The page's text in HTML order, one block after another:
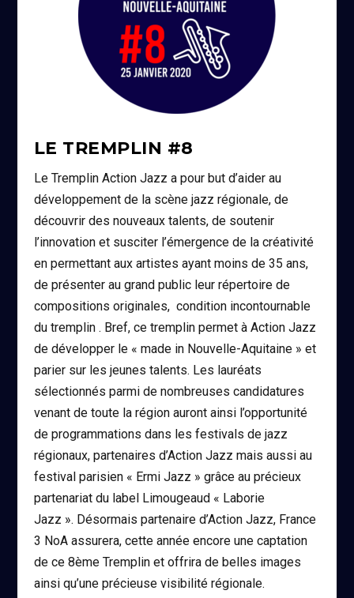
LE TREMPLIN #8
Le Tremplin Action Jazz a pour but d’aider au
développement de la scène jazz régionale, de
découvrir des nouveaux talents, de soutenir
l’innovation et susciter l’émergence de la créativité
en permettant aux artistes ayant moins de 35 ans,
de présenter au grand public leur répertoire de
compositions originales, condition incontournable
du tremplin . Bref, ce tremplin permet à Action Jazz
de développer le « made in Nouvelle-Aquitaine » et
parier sur les jeunes talents. Les lauréats
sélectionnés parmi de nombreuses candidatures
venant de toute la région auront ainsi l’opportunité
de programmations dans les festivals de jazz
régionaux, partenaires d’Action Jazz mais aussi au
festival parisien « Ermi Jazz » grâce au précieux
partenariat du label Limougeaud « Laborie
Jazz ». Désormais partenaire d’Action Jazz, France
3 NoA assurera, cette année encore une captation
de ce 8ème Tremplin et offrira de belles images
ainsi qu’une précieuse visibilité régionale.